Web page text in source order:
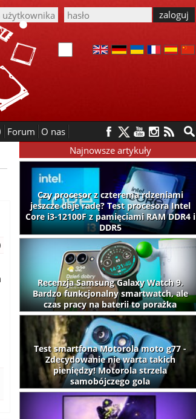
Forum O nas
Najnowsze artykuły
Czy procesor z czterema rdzeniami
jeszcze daje radę? Test procesora Intel
Core i3-12100F z pamięciami RAM DDR4 i
DDR5
Recenzja Samsung Galaxy Watch 9.
Bardzo funkcjonalny smartwatch, ale
czas pracy na baterii to porażka
Test smartfona Motorola moto g77 -
Zdecydowanie nie warta takich
pieniędzy! Motorola strzela
samobójczego gola